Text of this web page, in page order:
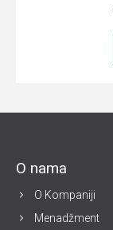
O nama
O Kompaniji
Menadžment